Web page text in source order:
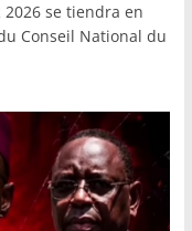
2026 se tiendra en
Conseil National du